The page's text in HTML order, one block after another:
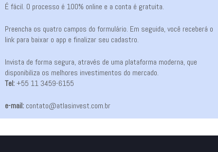
É fácil. O processo é 100% online e a conta é gratuita.
Preencha os quatro campos do formulário. Em seguida, você receberá o
link para baixar o app e finalizar seu cadastro.
Invista de forma segura, através de uma plataforma moderna, que
disponibiliza os melhores investimentos do mercado.
Tel:+55 11 3459-6155
e-mail: contato@atlasinvest.com.br